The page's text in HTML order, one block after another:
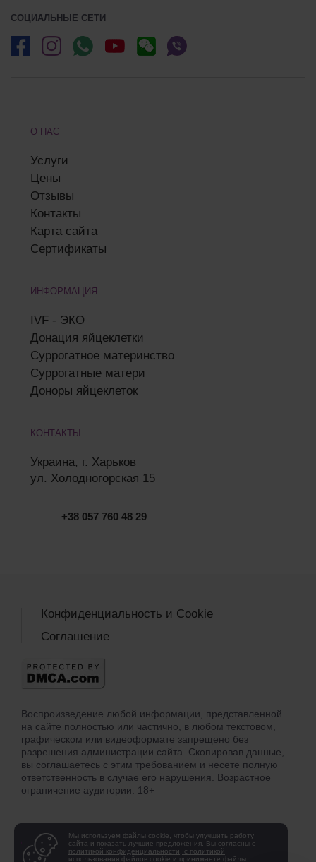
СОЦИАЛЬНЫЕ СЕТИ
О НАС
Услуги
Цены
Отзывы
Контакты
Карта сайта
Сертификаты
ИНФОРМАЦИЯ
IVF - ЭКО
Донация яйцеклетки
Суррогатное материнство
Суррогатные матери
Доноры яйцеклеток
КОНТАКТЫ
Украина, г. Харьков
ул. Холодногорская 15
+38 057 760 48 29
Воспроизведение любой информации, представленной
на сайте полностью или частично, в любом текстовом,
графическом или видеоформате запрещено без
разрешения администрации сайта. Скопировав данные,
вы соглашаетесь с этим требованием и несете полную
ответственность в случае его нарушения. Возрастное
ограничение аудитории: 18+
Конфиденциальность и Cookie
Соглашение
Мы используем файлы cookie, чтобы улучшить работу
сайта и показать лучшие предложения. Вы согласны с
политикой конфиденциальности, с политикой
использования файлов cookie и принимаете файлы